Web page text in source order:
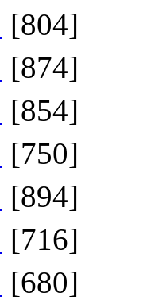
[804]
[874]
[854]
[750]
[894]
[716]
[680]